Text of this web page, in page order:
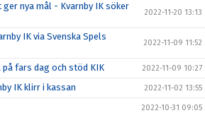
ger nya mål - Kvarnby IK söker
2022-11-20 13:13
IK via Svenska Spels
2022-11-09 11:52
fars dag och stöd KIK 2022-11-09 10:27
IK klirr i kassan 2022-11-02 13:55
2022-10-31 09:05